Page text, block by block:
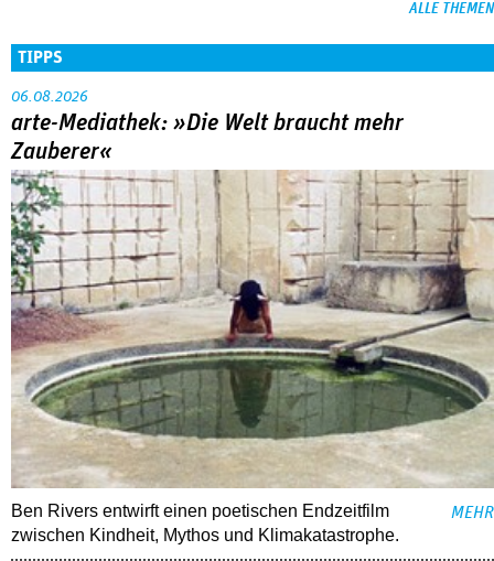
ALLE THEMEN
TIPPS
06.08.2026
arte-Mediathek: »Die Welt braucht mehr
Zauberer«
Ben Rivers entwirft einen poetischen Endzeitfilm
zwischen Kindheit, Mythos und Klimakatastrophe.
MEHR